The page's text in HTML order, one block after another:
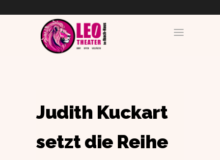
Judith Kuckart
setzt die Reihe